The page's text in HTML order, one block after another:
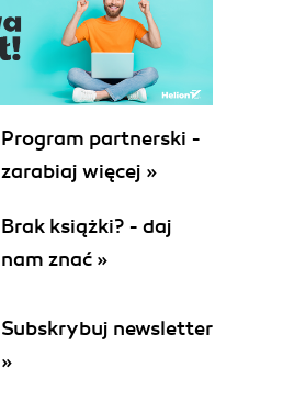
Program partnerski -
zarabiaj więcej »
Brak książki? - daj
nam znać »
Subskrybuj newsletter
»